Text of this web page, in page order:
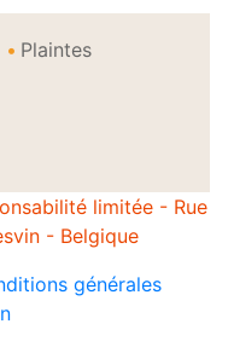
Plaintes
limitée - Rue
- Belgique
générales